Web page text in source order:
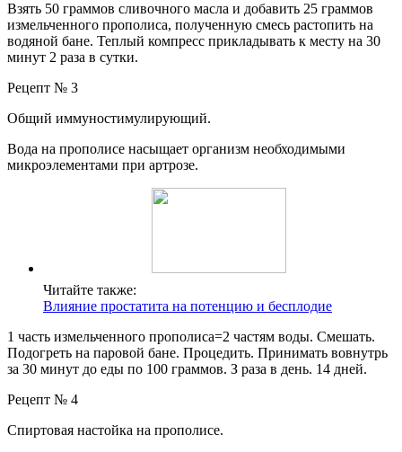
Взять 50 граммов сливочного масла и добавить 25 граммов
измельченного прополиса, полученную смесь растопить на
водяной бане. Теплый компресс прикладывать к месту на 30
минут 2 раза в сутки.
Рецепт № 3
Общий иммуностимулирующий.
Вода на прополисе насыщает организм необходимыми
микроэлементами при артрозе.
Читайте также:
Влияние простатита на потенцию и бесплодие
1 часть измельченного прополиса=2 частям воды. Смешать.
Подогреть на паровой бане. Процедить. Принимать вовнутрь
за 30 минут до еды по 100 граммов. З раза в день. 14 дней.
Рецепт № 4
Спиртовая настойка на прополисе.